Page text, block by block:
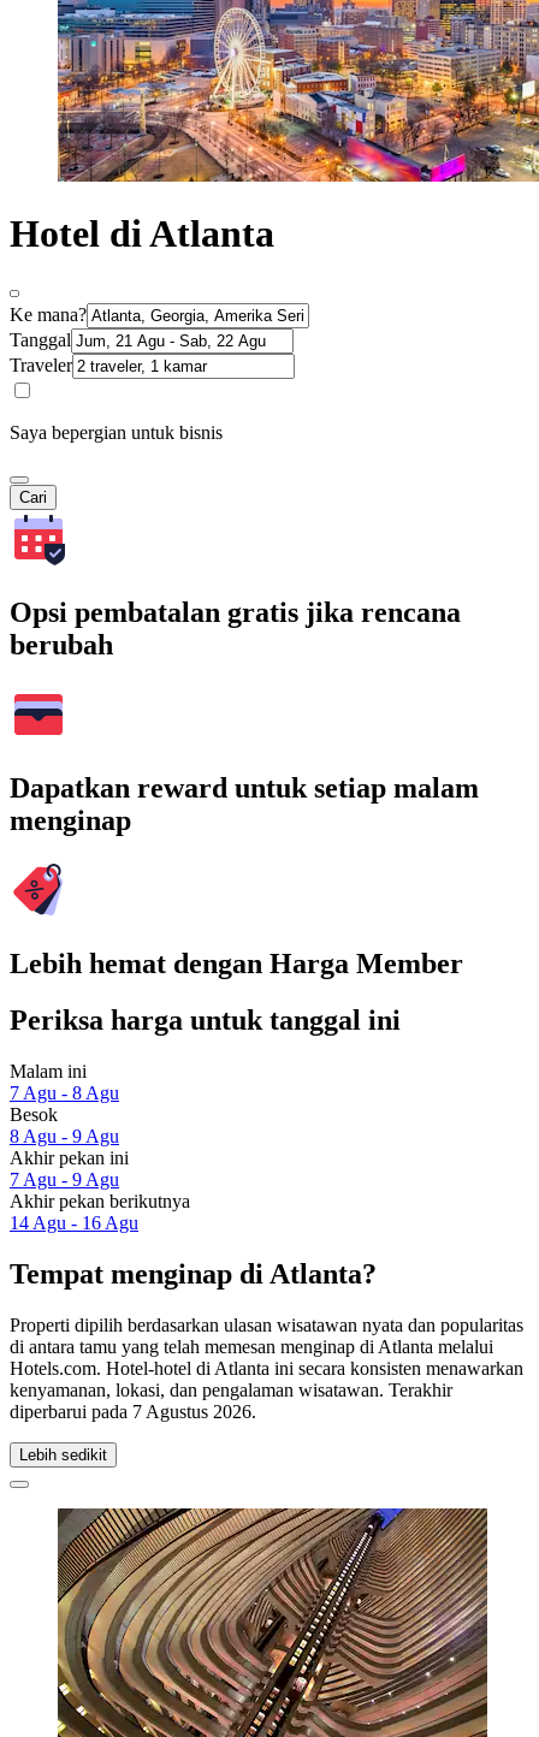
Hotel di Atlanta
Ke mana?
Tanggal
Traveler
Saya bepergian untuk bisnis
Cari
Opsi pembatalan gratis jika rencana
berubah
Dapatkan reward untuk setiap malam
menginap
Lebih hemat dengan Harga Member
Periksa harga untuk tanggal ini
Malam ini
7 Agu - 8 Agu
Besok
8 Agu - 9 Agu
Akhir pekan ini
7 Agu - 9 Agu
Akhir pekan berikutnya
14 Agu - 16 Agu
Tempat menginap di Atlanta?
Properti dipilih berdasarkan ulasan wisatawan nyata dan popularitas
di antara tamu yang telah memesan menginap di Atlanta melalui
Hotels.com. Hotel-hotel di Atlanta ini secara konsisten menawarkan
kenyamanan, lokasi, dan pengalaman wisatawan. Terakhir
diperbarui pada 7 Agustus 2026.
Lebih sedikit